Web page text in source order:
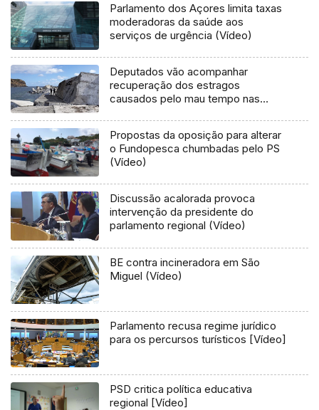
Parlamento dos Açores limita taxas
moderadoras da saúde aos
serviços de urgência (Vídeo)
Deputados vão acompanhar
recuperação dos estragos
causados pelo mau tempo nas
Propostas da oposição para alterar
o Fundopesca chumbadas pelo PS
(Vídeo)
Discussão acalorada provoca
intervenção da presidente do
parlamento regional (Vídeo)
BE contra incineradora em São
Miguel (Vídeo)
Parlamento recusa regime jurídico
para os percursos turísticos [Vídeo]
PSD critica política educativa
regional [Vídeo]